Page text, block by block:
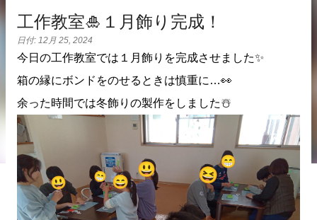
工作教室🎍１月飾り完成！
日付: 12月 25, 2024
今日の工作教室では１月飾りを完成させました✨
箱の縁にボンドをのせるときは慎重に…👀
余った時間では冬飾りの製作をしました☃️